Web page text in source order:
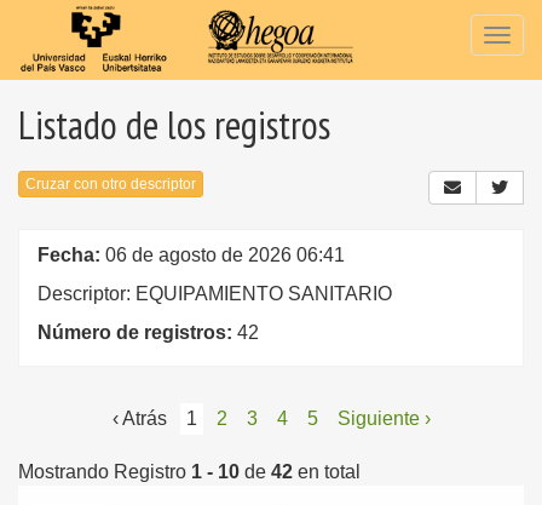
Listado de los registros
Cruzar con otro descriptor
Fecha: 06 de agosto de 2026 06:41
Descriptor: EQUIPAMIENTO SANITARIO
Número de registros: 42
‹ Atrás 1 2 3 4 5 Siguiente ›
Mostrando Registro 1 - 10 de 42 en total